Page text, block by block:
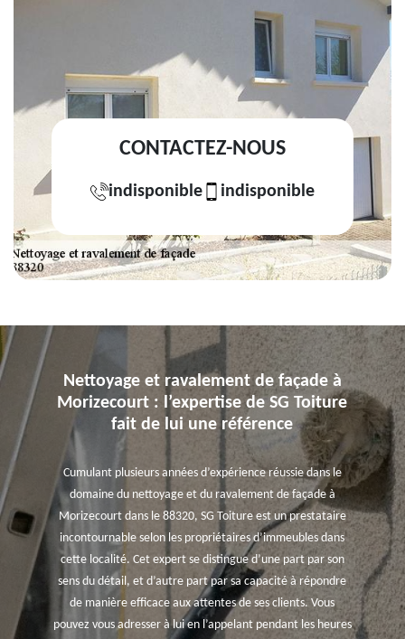
CONTACTEZ-NOUS
indisponible indisponible
Nettoyage et ravalement de façade à
Morizecourt : l’expertise de SG Toiture
fait de lui une référence
Cumulant plusieurs années d’expérience réussie dans le
domaine du nettoyage et du ravalement de façade à
Morizecourt dans le 88320, SG Toiture est un prestataire
incontournable selon les propriétaires d’immeubles dans
cette localité. Cet expert se distingue d’une part par son
sens du détail, et d’autre part par sa capacité à répondre
de manière efficace aux attentes de ses clients. Vous
pouvez vous adresser à lui en l’appelant pendant les heures